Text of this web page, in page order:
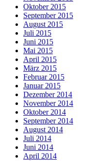
Oktober 2015
September 2015
August 2015
Juli 2015
Juni 2015
Mai 2015
April 2015
März 2015
Februar 2015
Januar 2015
Dezember 2014
November 2014
Oktober 2014
September 2014
August 2014
Juli 2014
Juni 2014
April 2014